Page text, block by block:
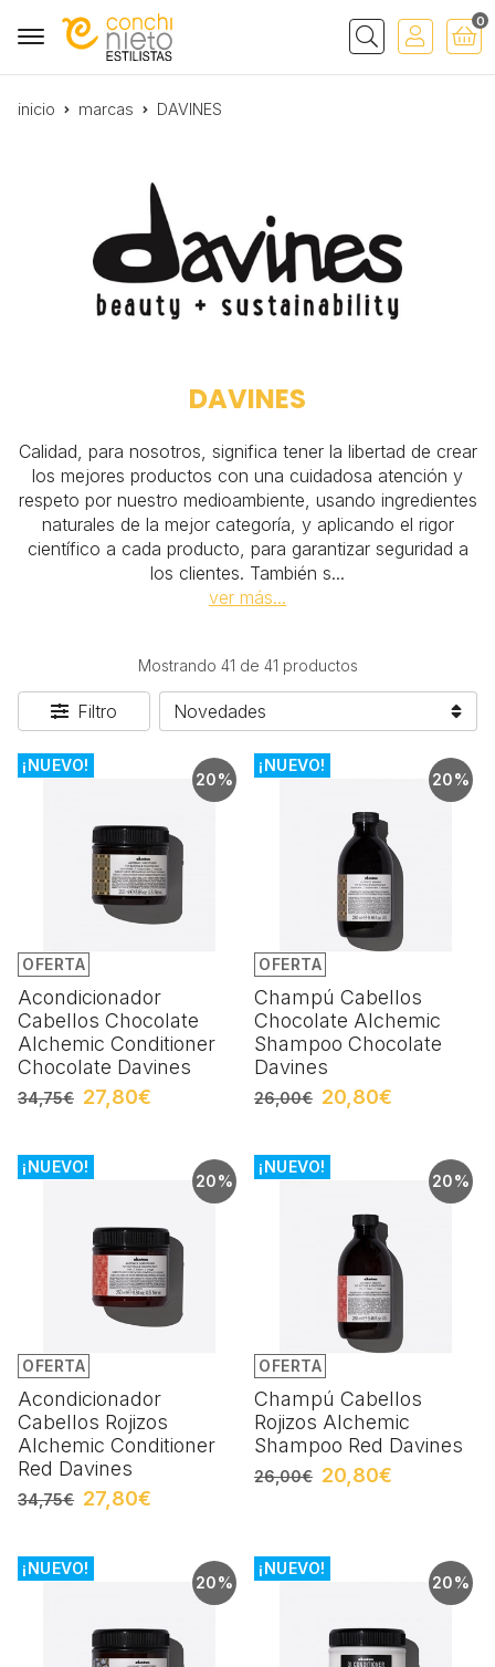
Buscar
0
inicio marcas DAVINES
DAVINES
Calidad, para nosotros, significa tener la libertad de crear
los mejores productos con una cuidadosa atención y
respeto por nuestro medioambiente, usando ingredientes
naturales de la mejor categoría, y aplicando el rigor
científico a cada producto, para garantizar seguridad a
los clientes. También s...
ver más...
Mostrando 41 de 41 productos
Filtro
20%
OFERTA
¡NUEVO!
Acondicionador
Cabellos Chocolate
Alchemic Conditioner
Chocolate Davines
34,75€ 27,80€
20%
OFERTA
¡NUEVO!
Champú Cabellos
Chocolate Alchemic
Shampoo Chocolate
Davines
26,00€ 20,80€
20%
OFERTA
¡NUEVO!
Acondicionador
Cabellos Rojizos
Alchemic Conditioner
Red Davines
34,75€ 27,80€
20%
OFERTA
¡NUEVO!
Champú Cabellos
Rojizos Alchemic
Shampoo Red Davines
26,00€ 20,80€
20%
¡NUEVO!
20%
¡NUEVO!